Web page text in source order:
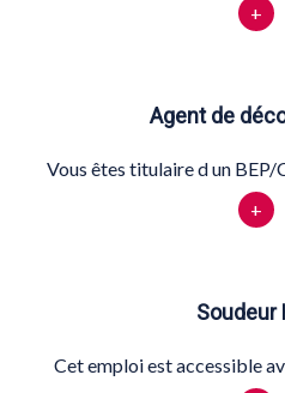
+
Agent de
Vous êtes titulaire d un BEP/
+
Soudeur
Cet emploi est accessible